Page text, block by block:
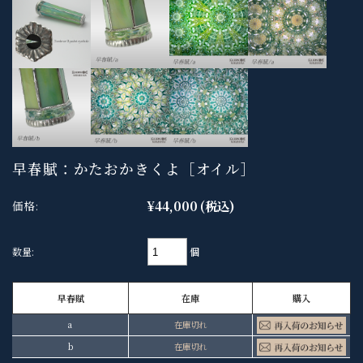
早春賦：かたおかきくよ［オイル］
価格: ¥44,000 (税込)
数量: 個
早春賦 在庫 購入
a
在庫切れ
b
在庫切れ